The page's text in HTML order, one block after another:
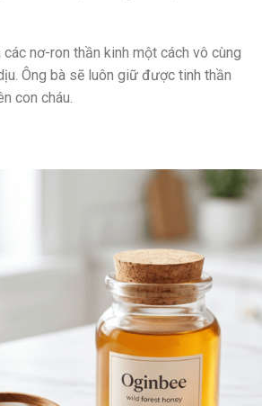
nơ-ron thần kinh một cách vô cùng
Ông bà sẽ luôn giữ được tinh thần
con cháu.